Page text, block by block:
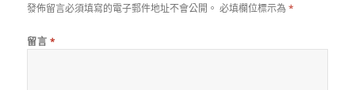
發佈留言必須填寫的電子郵件地址不會公開。 必填欄位標示為*
留言 *